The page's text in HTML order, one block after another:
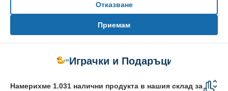
Отказване
Приемам
»Играчки и Подаръци
Намерихме 1.031 налични продукта в нашия склад за